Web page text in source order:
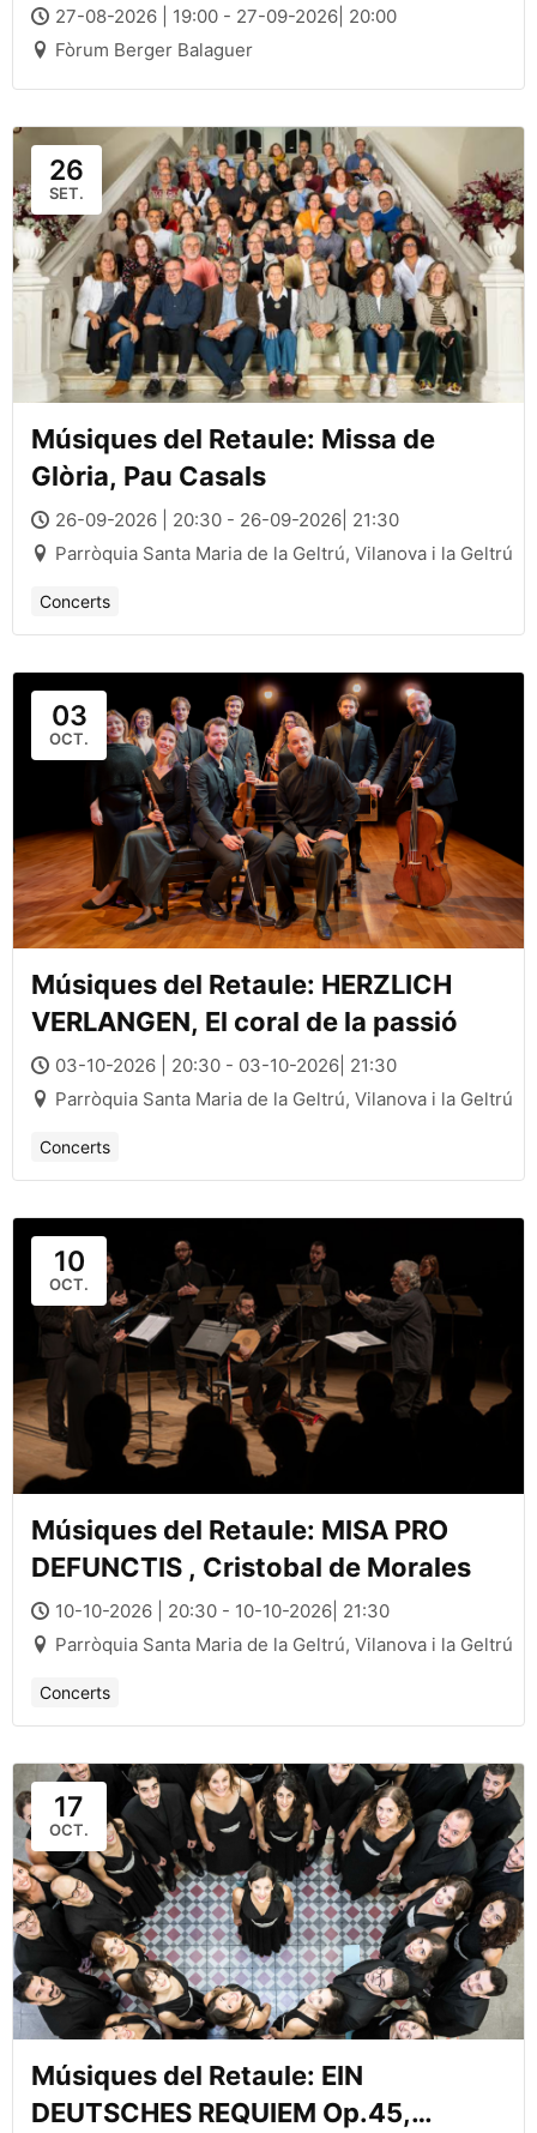
27-08-2026 | 19:00 - 27-09-2026| 20:00
Fòrum Berger Balaguer
26
SET.
Músiques del Retaule: Missa de
Glòria, Pau Casals
26-09-2026 | 20:30 - 26-09-2026| 21:30
Parròquia Santa Maria de la Geltrú, Vilanova i la Geltrú
Concerts
03
OCT.
Músiques del Retaule: HERZLICH
VERLANGEN, El coral de la passió
03-10-2026 | 20:30 - 03-10-2026| 21:30
Parròquia Santa Maria de la Geltrú, Vilanova i la Geltrú
Concerts
10
OCT.
Músiques del Retaule: MISA PRO
DEFUNCTIS , Cristobal de Morales
10-10-2026 | 20:30 - 10-10-2026| 21:30
Parròquia Santa Maria de la Geltrú, Vilanova i la Geltrú
Concerts
17
OCT.
Músiques del Retaule: EIN
DEUTSCHES REQUIEM Op.45,